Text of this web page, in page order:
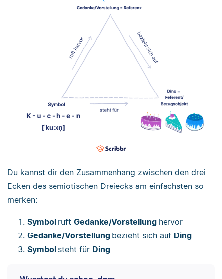
Du kannst dir den Zusammenhang zwischen den drei
Ecken des semiotischen Dreiecks am einfachsten so
merken:
Symbol ruft Gedanke/Vorstellung hervor
Gedanke/Vorstellung bezieht sich auf Ding
Symbol steht für Ding